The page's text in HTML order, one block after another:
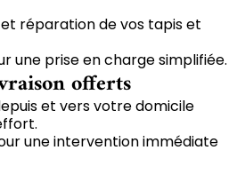
réparation de vos tapis et
une prise en charge simplifiée.
offerts
et vers votre domicile
une intervention immédiate